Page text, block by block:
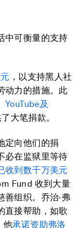
中可衡量的支持
，以支持黑人社
动力的措施。此
YouTube及
大笔捐款。
定向他们的捐
必在监狱里等待
收到数千万美元
Fund 收到大量
善组织。乔治·弗
直接帮助，如歌
他承诺资助弗洛